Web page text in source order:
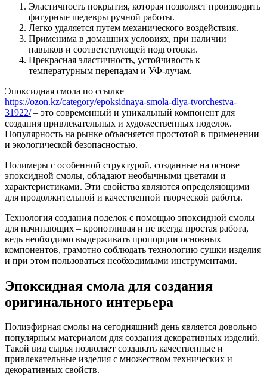
Эластичность покрытия, которая позволяет производить
фигурные шедевры ручной работы.
Легко удаляется путем механического воздействия.
Применима в домашних условиях, при наличии
навыков и соответствующей подготовки.
Прекрасная эластичность, устойчивость к
температурным перепадам и УФ-лучам.
Эпоксидная смола по ссылке
https://ozon.kz/category/epoksidnaya-smola-dlya-tvorchestva-
31922/– это современный и уникальный компонент для
создания привлекательных и художественных поделок.
Популярность на рынке объясняется простотой в применении
и экологической безопасностью.
Полимеры с особенной структурой, созданные на основе
эпоксидной смолы, обладают необычными цветами и
характеристиками. Эти свойства являются определяющими
для продолжительной и качественной творческой работы.
Технология создания поделок с помощью эпоксидной смолы
для начинающих – кропотливая и не всегда простая работа,
ведь необходимо выдерживать пропорции основных
компонентов, грамотно соблюдать технологию сушки изделия
и при этом пользоваться необходимыми инструментами.
Эпоксидная смола для создания
оригинального интерьера
Полиэфирная смолы на сегодняшний день является довольно
популярным материалом для создания декоративных изделий.
Такой вид сырья позволяет создавать качественные и
привлекательные изделия с множеством технических и
декоративных свойств.